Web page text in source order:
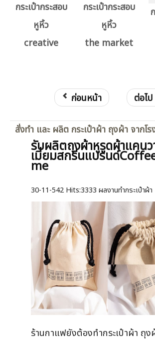
กระเป๋ากระสอบ
หูหิ้ว
creative
กระเป๋ากระสอบ
หูหิ้ว
the market
ก่อนหน้า ต่อไป
สั่งทำ และ ผลิต กระเป๋าผ้า ถุงผ้า จากโ
รับผลิตถุงผ้าหูรูดผ้าแคน
เมี่ยมสกรีนแบรนด์
me
30-11-542 Hits:3333 ผลงานทำกระเป๋าผ้า
ร้านกาแฟยังต้องทำกระเป๋าผ้า ถุง